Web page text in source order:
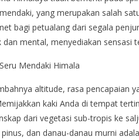
yang merupakan salah
bagi petualang dari segala
dan mental, menyediakan sensasi
Mendaki Himala
altitude, rasa pencapaian
kaki Anda di tempat
dari vegetasi sub-tropis ke
dan danau-danau murni